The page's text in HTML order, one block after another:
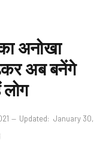
अनोखा
अब बनेंगे
Updated: January 30,